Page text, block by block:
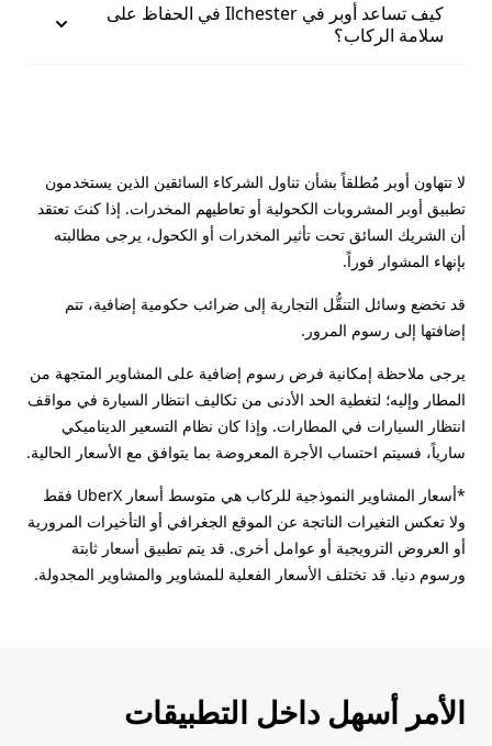
كيف تساعد أوبر في Ilchester في الحفاظ على
سلامة الركاب؟
لا تتهاون أوبر مُطلقاً بشأن تناول الشركاء السائقين الذين يستخدمون
تطبيق أوبر المشروبات الكحولية أو تعاطيهم المخدرات. إذا كنتَ تعتقد
أن الشريك السائق تحت تأثير المخدرات أو الكحول، يرجى مطالبته
بإنهاء المشوار فوراً.
قد تخضع وسائل التنقُّل التجارية إلى ضرائب حكومية إضافية، تتم
إضافتها إلى رسوم المرور.
يرجى ملاحظة إمكانية فرض رسوم إضافية على المشاوير المتجهة من
المطار وإليه؛ لتغطية الحد الأدنى من تكاليف انتظار السيارة في مواقف
انتظار السيارات في المطارات. وإذا كان نظام التسعير الديناميكي
سارياً، فسيتم احتساب الأجرة المعروضة بما يتوافق مع الأسعار الحالية.
*أسعار المشاوير النموذجية للركاب هي متوسط أسعار UberX فقط
ولا تعكس التغيرات الناتجة عن الموقع الجغرافي أو التأخيرات المرورية
أو العروض الترويجية أو عوامل أخرى. قد يتم تطبيق أسعار ثابتة
ورسوم دنيا. قد تختلف الأسعار الفعلية للمشاوير والمشاوير المجدولة.
الأمر أسهل داخل التطبيقات